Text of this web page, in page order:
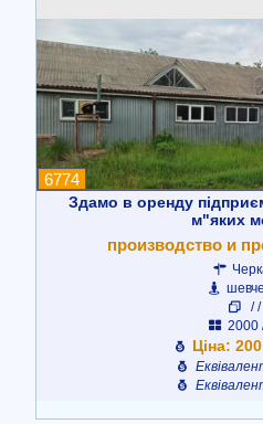
6774
Здамо в оренду
м"яких
производство и
/ /
2000
Ціна: